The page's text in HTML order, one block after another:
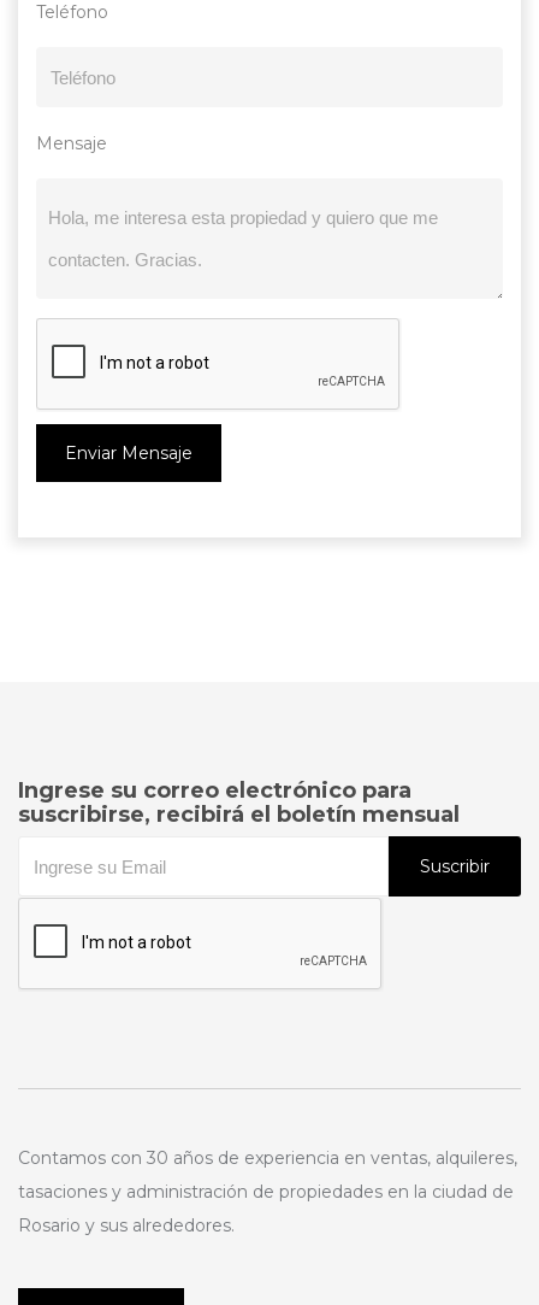
Teléfono
Mensaje
Enviar Mensaje
Ingrese su correo electrónico para
suscribirse, recibirá el boletín mensual
Suscribir
Contamos con 30 años de experiencia en ventas, alquileres,
tasaciones y administración de propiedades en la ciudad de
Rosario y sus alrededores.